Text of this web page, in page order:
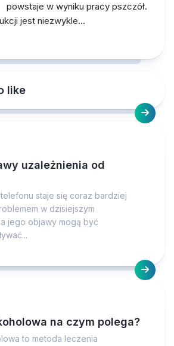
powstaje w wyniku pracy pszczół.
jest niezwykle…
like
uzależnienia od
staje się coraz bardziej
w dzisiejszym
jego objawy mogą być
na czym polega?
to metoda leczenia